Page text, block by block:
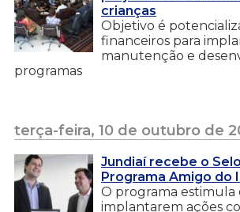
crianças
Objetivo é
financeiros para
manutenção e
programas
terça-feira, 10 de outubro de
Jundiaí recebe o
Programa Amigo do
O programa estimula
implantarem ações